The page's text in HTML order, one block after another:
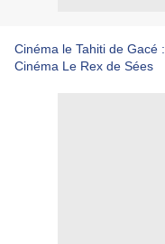
Cinéma le Tahiti de Gacé :
Cinéma Le Rex de Sées